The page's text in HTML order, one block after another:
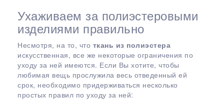
Ухаживаем за полиэстеровыми
изделиями правильно
Несмотря, на то, что ткань из полиэстера
искусственная, все же некоторые ограничения по
уходу за ней имеются. Если Вы хотите, чтобы
любимая вещь прослужила весь отведенный ей
срок, необходимо придерживаться несколько
простых правил по уходу за ней: